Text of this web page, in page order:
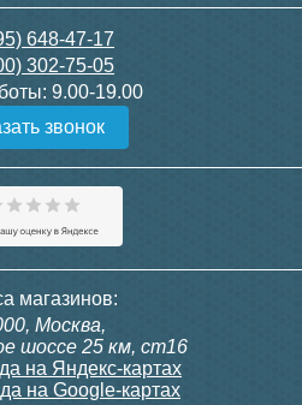
Подробнее
35 универсальный, правый
(зеленый)
648-47-17
302-75-05
9.00-19.00
звонок
магазинов:
Москва,
шоссе 25 км, ст16
на Яндекс-картах
на Google-картах